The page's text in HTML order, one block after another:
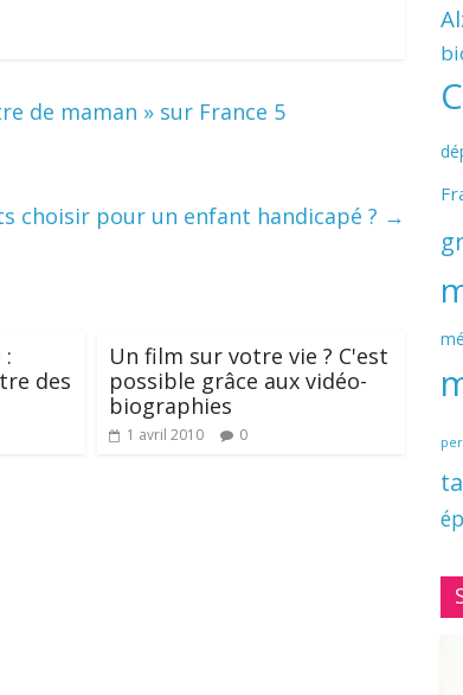
de maman » sur France 5
choisir pour un enfant handicapé ? →
des
Un film sur votre vie ? C'est
possible grâce aux vidéo-
biographies
1 avril 2010 0